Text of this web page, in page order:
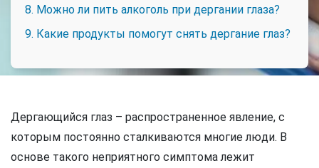
8. Можно ли пить алкоголь при дергании глаза?
9. Какие продукты помогут снять дергание глаз?
Дергающийся глаз – распространенное явление, с
которым постоянно сталкиваются многие люди. В
основе такого неприятного симптома лежит